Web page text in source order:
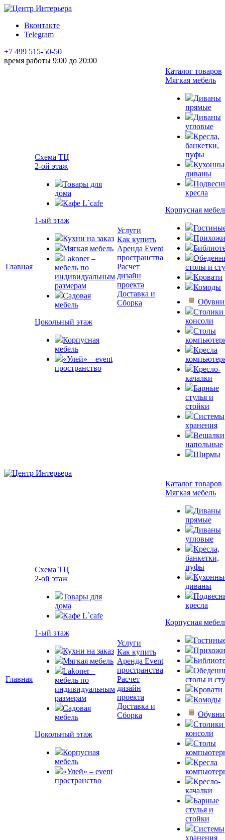
Вконтакте
Telegram
+7 499 515-50-50
время работы 9:00 до 20:00
Главная
Схема ТЦ
2-ой этаж
Товары для
дома
Кафе L`cafe
1-ый этаж
Кухни на заказ
Мягкая мебель
Lakoner –
мебель по
индивидуальным
размерам
Садовая
мебель
Цокольный этаж
Корпусная
мебель
«Улей» – event
пространство
Услуги
Как купить
Аренда Event
пространства
Расчет
дизайн
проекта
Доставка и
Сборка
Каталог товаров
Мягкая мебель
Диваны
прямые
Диваны
угловые
Кресла,
банкетки,
пуфы
диваны
кресла
Корпусная
столы и
Кровати
Комоды
Столики
консоли
Столы
Кресла
Кресло-
качалки
Барные
стулья и
стойки
Системы
хранения
Вешалки
напольные
Ширмы
Главная
Схема ТЦ
2-ой этаж
Товары для
дома
Кафе L`cafe
1-ый этаж
Кухни на заказ
Мягкая мебель
Lakoner –
мебель по
индивидуальным
размерам
Садовая
мебель
Цокольный этаж
Корпусная
мебель
«Улей» – event
пространство
Услуги
Как купить
Аренда Event
пространства
Расчет
дизайн
проекта
Доставка и
Сборка
Каталог товаров
Мягкая мебель
Диваны
прямые
Диваны
угловые
Кресла,
банкетки,
пуфы
диваны
кресла
Корпусная
столы и
Кровати
Комоды
Столики
консоли
Столы
Кресла
Кресло-
качалки
Барные
стулья и
стойки
Системы
хранения